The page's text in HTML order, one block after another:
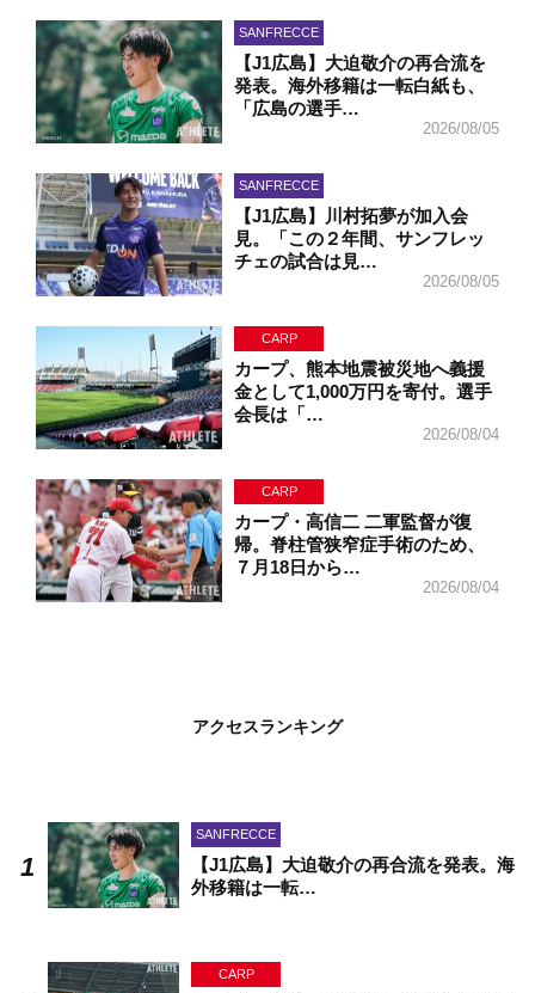
SANFRECCE
【J1広島】大迫敬介の再合流を
発表。海外移籍は一転白紙も、
「広島の選手…
2026/08/05
SANFRECCE
【J1広島】川村拓夢が加入会
見。「この２年間、サンフレッ
チェの試合は見…
2026/08/05
CARP
カープ、熊本地震被災地へ義援
金として1,000万円を寄付。選手
会長は「…
2026/08/04
CARP
カープ・高信二 二軍監督が復
帰。脊柱管狭窄症手術のため、
７月18日から…
2026/08/04
アクセスランキング
SANFRECCE
【J1広島】大迫敬介の再合流を発表。海
外移籍は一転…
CARP